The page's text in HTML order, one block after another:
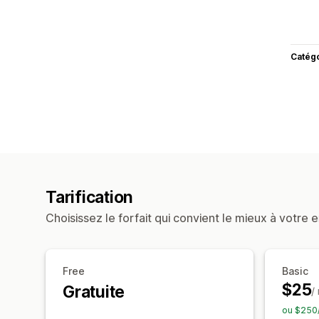
Tarification
Choisissez le forfait qui convient le mieux à votre
Free
Gratuite
Basic
$25/
ou